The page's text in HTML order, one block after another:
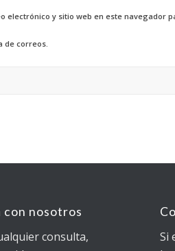
electrónico y sitio web en este navegador
de correos.
con nosotros
consulta,
Si